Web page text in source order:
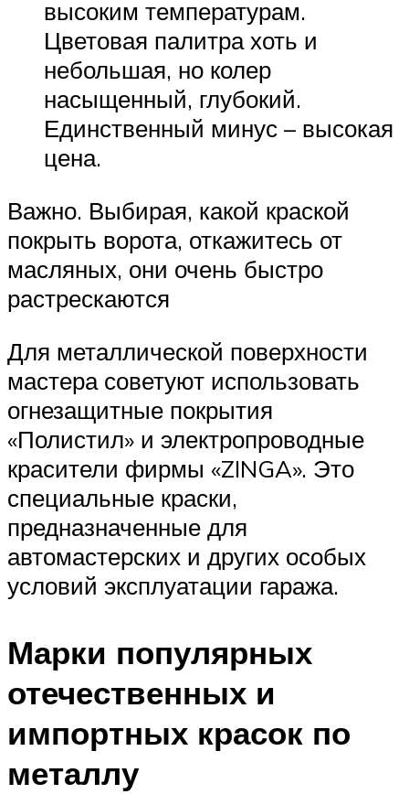
высоким температурам.
Цветовая палитра хоть и
небольшая, но колер
насыщенный, глубокий.
Единственный минус – высокая
цена.
Важно. Выбирая, какой краской
покрыть ворота, откажитесь от
масляных, они очень быстро
растрескаются
Для металлической поверхности
мастера советуют использовать
огнезащитные покрытия
«Полистил» и электропроводные
красители фирмы «ZINGA». Это
специальные краски,
предназначенные для
автомастерских и других особых
условий эксплуатации гаража.
Марки популярных
отечественных и
импортных красок по
металлу